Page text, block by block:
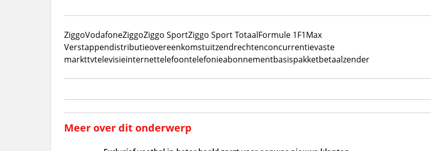
ZiggoVodafoneZiggoZiggo SportZiggo Sport TotaalFormule 1F1Max
Verstappendistributieovereenkomstuitzendrechtenconcurrentievaste
markttvtelevisieinternettelefoontelefonieabonnementbasispakketbetaalzender
Meer over dit onderwerp